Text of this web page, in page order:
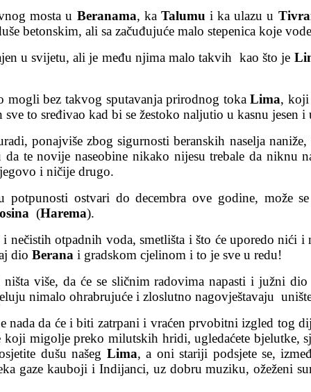
mosta u Beranama, ka Talumu i ka ulazu u
betonskim, ali sa začuđujuće malo stepenica koje
u svijetu, ali je među njima malo takvih kao što je
mogli bez takvog sputavanja prirodnog tokaLima, koji
to sređivao kad bi se žestoko naljutio u kasnu jesen i
ponajviše zbog sigurnosti beranskih naselja
te novije naseobine nikako nijesu trebale da niknu
i ničije drugo.
potpunosti ostvari do decembra ove godine, može
(Harema).
otpadnih voda, smetlišta i što će uporedo nići
dio Berana i gradskom cjelinom i to je sve u redu!
više, da će se sličnim radovima napasti i južni
nimalo ohrabrujuće i zloslutno nagovještavaju
da će i biti zatrpani i vraćen prvobitni izgled tog
koji migolje preko milutskih hridi, ugledaćete bjelutke,
dušu našeg Lima, a oni stariji podsjete se,
gaze kauboji i Indijanci, uz dobru muziku, ožeženi